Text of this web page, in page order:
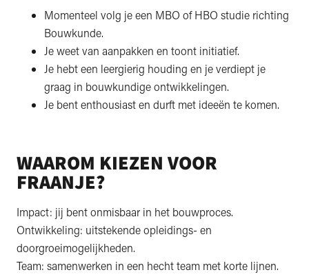
Momenteel volg je een MBO of HBO studie richting
Bouwkunde.
Je weet van aanpakken en toont initiatief.
Je hebt een leergierig houding en je verdiept je
graag in bouwkundige ontwikkelingen.
Je bent enthousiast en durft met ideeën te komen.
WAAROM KIEZEN VOOR
FRAANJE?
Impact: jij bent onmisbaar in het bouwproces.
Ontwikkeling: uitstekende opleidings- en
doorgroeimogelijkheden.
Team: samenwerken in een hecht team met korte lijnen.